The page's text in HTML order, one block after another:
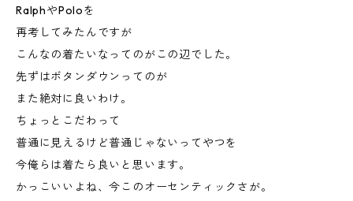
RalphやPoloを
再考してみたんですが
こんなの着たいなってのがこの辺でした。
先ずはボタンダウンってのが
また絶対に良いわけ。
ちょっとこだわって
普通に見えるけど普通じゃないってやつを
今俺らは着たら良いと思います。
かっこいいよね、今このオーセンティックさが。